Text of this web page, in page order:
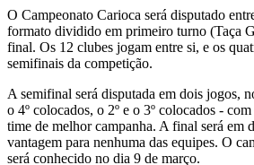
O Campeonato Carioca será disputado
formato dividido em primeiro turno (Taça
final. Os 12 clubes jogam entre si, e os
semifinais da competição.
A semifinal será disputada em dois jogos,
o 4º colocados, o 2º e o 3º colocados -
time de melhor campanha. A final será em
vantagem para nenhuma das equipes. O
será conhecido no dia 9 de março.